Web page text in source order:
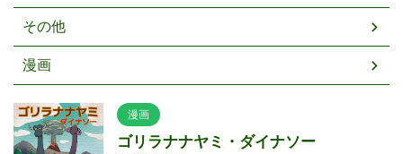
その他
漫画
漫画
ゴリラナナヤミ・ダイナソー